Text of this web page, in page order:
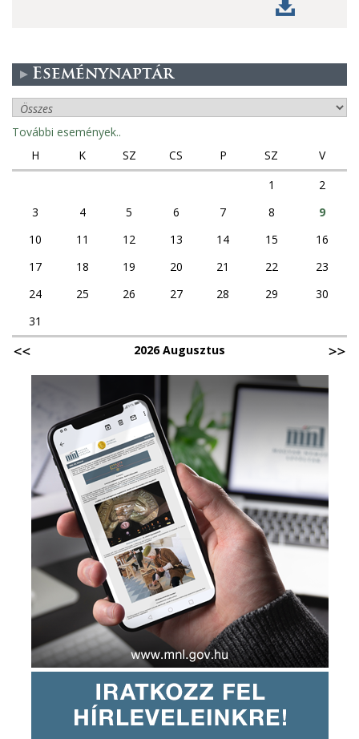
Eseménynaptár
További események..
H
K SZ CS P SZ
V
1
2
3
4 5 6 7 8
9
10
11 12 13 14 15
16
17
18 19 20 21 22
23
24
25 26 27 28 29
30
31
2026 Augusztus